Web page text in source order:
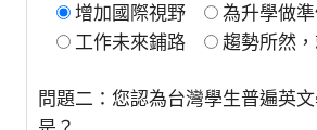
增加國際視野
為升學做
工作未來鋪路
趨勢所然
問題二：您認為台灣學生普遍英